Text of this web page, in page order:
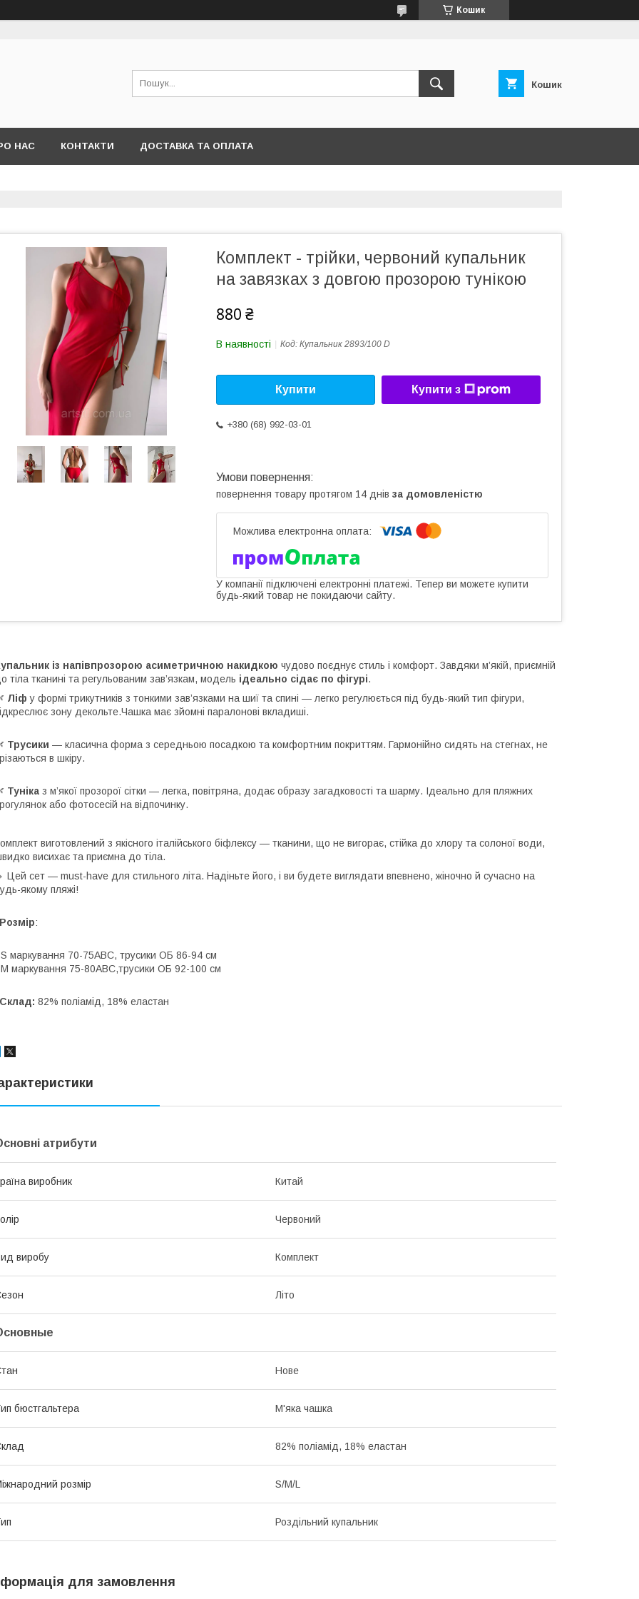
Кошик
Кошик
НАС КОНТАКТИ ДОСТАВКА ТА ОПЛАТА
Комплект - трійки, червоний купальник
на завязках з довгою прозорою тунікою
880 ₴
В наявності Код: Купальник 2893/100 D
Купити Купити з
+380 (68) 992-03-01
повернення товару протягом 14 днів за домовленістю
У компанії підключені електронні платежі. Тепер ви можете купити
будь-який товар не покидаючи сайту.
із напівпрозорою асиметричною накидкою чудово поєднує стиль і комфорт. Завдяки м’якій, приємній
тіла тканині та регульованим зав’язкам, модель ідеально сідає по фігурі.
Ліф у формі трикутників з тонкими зав’язками на шиї та спині — легко регулюється під будь-який тип фігури,
зону декольте.Чашка має зйомні паралонові вкладиші.
Трусики — класична форма з середньою посадкою та комфортним покриттям. Гармонійно сидять на стегнах, не
в шкіру.
Туніка з м’якої прозорої сітки — легка, повітряна, додає образу загадковості та шарму. Ідеально для пляжних
або фотосесій на відпочинку.
виготовлений з якісного італійського біфлексу — тканини, що не вигорає, стійка до хлору та солоної води,
висихає та приємна до тіла.
Цей сет — must-have для стильного літа. Надіньте його, і ви будете виглядати впевнено, жіночно й сучасно на
якому пляжі!
:
маркування 70-75АВС, трусики ОБ 86-94 см
маркування 75-80АВС,трусики ОБ 92-100 см
82% поліамід, 18% еластан
атрибути
виробник Китай
Червоний
виробу Комплект
Літо
Нове
бюстгальтера М'яка чашка
82% поліамід, 18% еластан
розмір S/M/L
Роздільний купальник
для замовлення